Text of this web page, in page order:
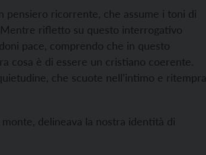
pensiero ricorrente, che assume i toni di
Mentre rifletto su questo interrogativo
pace, comprendo che in questo
cosa è di essere un cristiano coerente.
che scuote nell’intimo e ritempra
delineava la nostra identità di